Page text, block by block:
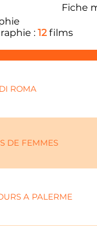
Fiche
: 12films
ROMA
DE FEMMES
A PALERME